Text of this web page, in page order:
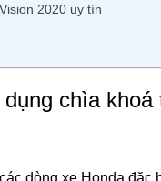
2020 uy tín
chìa khoá
dòng xe Honda